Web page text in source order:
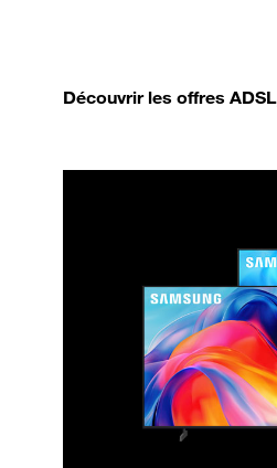
Découvrir les offres